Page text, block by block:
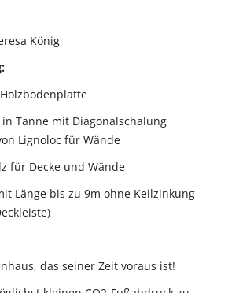
König
Tanne mit Diagonalschalung
Lignoloc für Wände
für Decke und Wände
Länge bis zu 9m ohne Keilzinkung
das seiner Zeit voraus ist!